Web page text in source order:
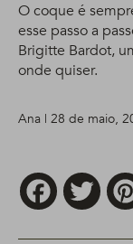
O coque é
esse passo a
Brigitte Bardot,
onde quiser.
Ana | 28 de maio,
Facebook